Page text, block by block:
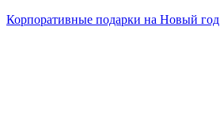
Корпоративные подарки на Новый год